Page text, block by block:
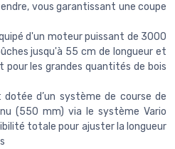
vous garantissant une coupe
d'un moteur puissant de 3000
jusqu'à 55 cm de longueur et
les grandes quantités de bois
d’un système de course de
(550 mm) via le système Vario
totale pour ajuster la longueur